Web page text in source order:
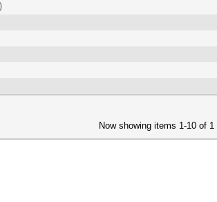
Now showing items 1-10 of 1